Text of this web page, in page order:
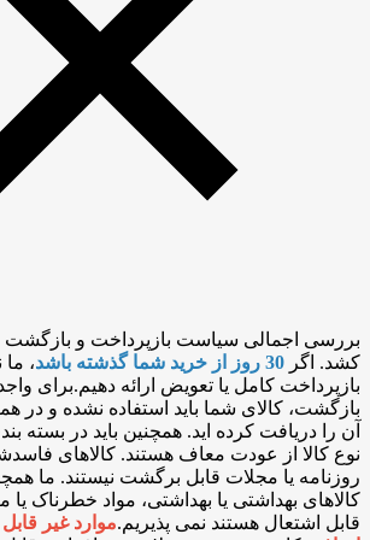
کشد. اگر
، ما
بازپرداخت کامل یا تعویض ارائه دهیم.برای
بازگشت، کالای شما باید استفاده نشده و در
آن را دریافت کرده اید. همچنین باید در بسته
نوع کالا از عودت معاف هستند. کالاهای
روزنامه یا مجلات قابل برگشت نیستند. ما
کالاهای بهداشتی یا بهداشتی، مواد خطرناک یا
قابل اشتعال هستند نمی پذیریم.موارد غیر